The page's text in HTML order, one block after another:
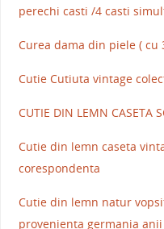
perechi casti /4 casti
Curea dama din piele (
Cutie Cutiuta vintage
CUTIE DIN LEMN CASETA
Cutie din lemn caseta
corespondenta
Cutie din lemn natur
provenienta germania anii